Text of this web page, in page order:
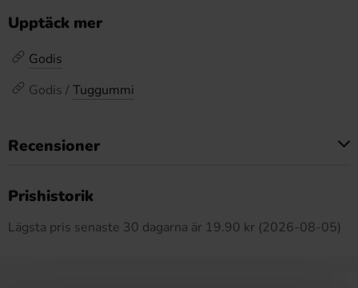
Upptäck mer
Godis
Godis / Tuggummi
Recensioner
Prishistorik
Lägsta pris senaste 30 dagarna är 19.90 kr (2026-08-05)